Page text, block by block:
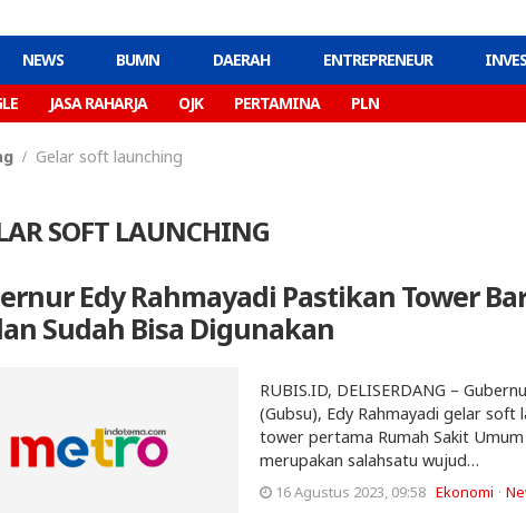
NEWS BUMN DAERAH ENTREPRENEUR
JASA RAHARJA OJK PERTAMINA PLN
Gelar soft launching
SOFT LAUNCHING
Edy Rahmayadi Pastikan Tower
Sudah Bisa Digunakan
RUBIS.ID, DELISERDANG –
(Gubsu), Edy Rahmayadi gelar soft
tower pertama Rumah Sakit Umum
merupakan salahsatu wujud…
16 Agustus 2023, 09:58 Ekonomi